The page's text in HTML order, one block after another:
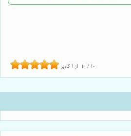
10 / 10 از 1 کاربر